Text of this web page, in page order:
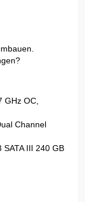
GHz OC,
Channel
SATA III 240 GB